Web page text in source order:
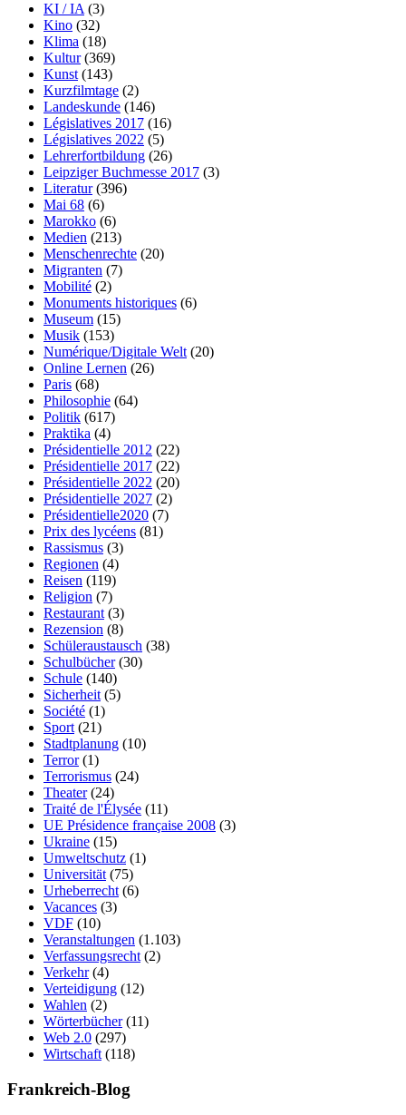
KI / IA(3)
Kino (32)
Klima (18)
Kultur(369)
Kunst(143)
Kurzfilmtage (2)
Landeskunde (146)
Législatives 2017 (16)
Législatives 2022 (5)
Lehrerfortbildung (26)
Leipziger Buchmesse 2017 (3)
Literatur(396)
Mai 68 (6)
Marokko (6)
Medien (213)
Menschenrechte (20)
Migranten (7)
Mobilité (2)
Monuments historiques (6)
Museum (15)
Musik (153)
Numérique/Digitale Welt(20)
Online Lernen (26)
Paris (68)
Philosophie (64)
Politik (617)
Praktika (4)
Présidentielle 2012 (22)
Présidentielle 2017 (22)
Présidentielle 2022 (20)
Présidentielle 2027 (2)
Présidentielle2020 (7)
Prix des lycéens (81)
Rassismus (3)
Regionen (4)
Reisen (119)
Religion (7)
Restaurant(3)
Rezension (8)
Schüleraustausch (38)
Schulbücher(30)
Schule (140)
Sicherheit(5)
Société (1)
Sport(21)
Stadtplanung (10)
Terror(1)
Terrorismus (24)
Theater(24)
Traité de l'Élysée (11)
UE Présidence française 2008 (3)
Ukraine (15)
Umweltschutz (1)
Universität(75)
Urheberrecht(6)
Vacances (3)
VDF (10)
Veranstaltungen (1.103)
Verfassungsrecht(2)
Verkehr(4)
Verteidigung (12)
Wahlen (2)
Wörterbücher(11)
Web 2.0 (297)
Wirtschaft(118)
Frankreich-Blog